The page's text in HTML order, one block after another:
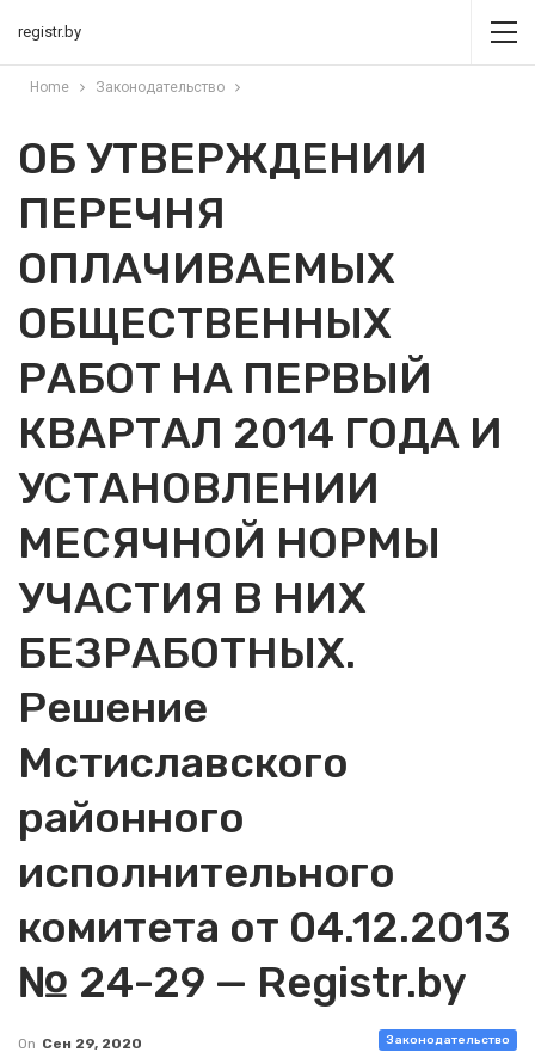
registr.by
Home Законодательство
ОБ УТВЕРЖДЕНИИ
ПЕРЕЧНЯ
ОПЛАЧИВАЕМЫХ
ОБЩЕСТВЕННЫХ
РАБОТ НА ПЕРВЫЙ
КВАРТАЛ 2014 ГОДА И
УСТАНОВЛЕНИИ
МЕСЯЧНОЙ НОРМЫ
УЧАСТИЯ В НИХ
БЕЗРАБОТНЫХ.
Решение
Мстиславского
районного
исполнительного
комитета от 04.12.2013
№ 24-29 — Registr.by
Законодательство
On Сен 29, 2020